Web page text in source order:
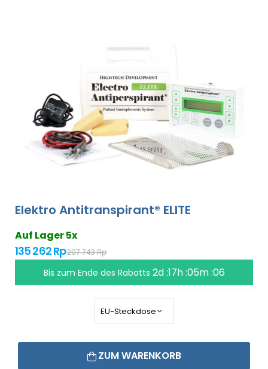
Elektro Antitranspirant® ELITE
Auf Lager 5x
135 262 Rp207 743 Rp
Bis zum Ende des Rabatts 2d :17h :05m :05
ZUM WARENKORB